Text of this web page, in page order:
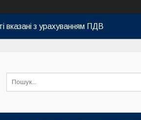
вказані з урахуванням ПДВ